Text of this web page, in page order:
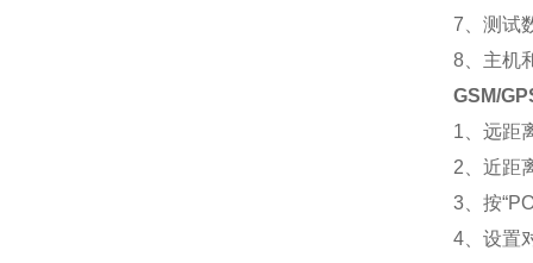
7、测试
8、主机
GSM/
1、远距
2、近距
3、按
4、设置